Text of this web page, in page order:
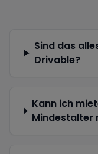
Sind das
Drivable?
Kann ich
Mindestalter